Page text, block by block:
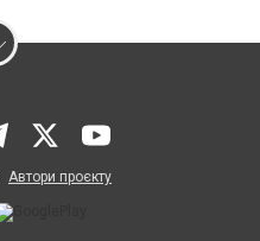
Автори проєкту